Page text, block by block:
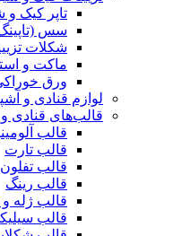
تاپر کیک و
سس
شکلات
ماکت و
ورق
لوازم قنادی و
قالب‌های قنادی
قالب
قالب تارت
قالب تفلون
قالب رینگ
قالب ژله
قالب